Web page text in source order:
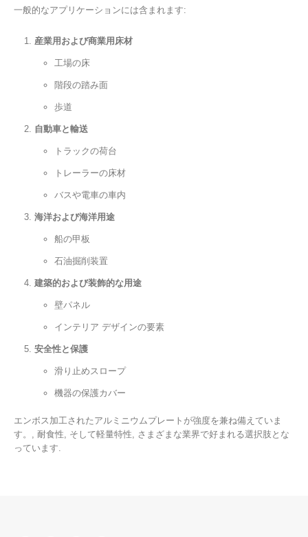
一般的なアプリケーションには含まれます:
産業用および商業用床材
工場の床
階段の踏み面
歩道
自動車と輸送
トラックの荷台
トレーラーの床材
バスや電車の車内
海洋および海洋用途
船の甲板
石油掘削装置
建築的および装飾的な用途
壁パネル
インテリア デザインの要素
安全性と保護
滑り止めスロープ
機器の保護カバー
エンボス加工されたアルミニウムプレートが強度を兼ね備えていま
す。, 耐食性, そして軽量特性, さまざまな業界で好まれる選択肢とな
っています.